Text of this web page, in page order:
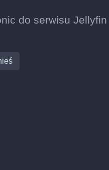
do serwisu